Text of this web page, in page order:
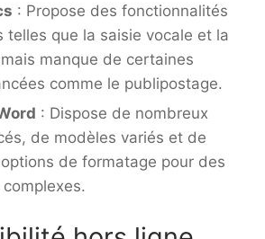
: Propose des fonctionnalités
telles que la saisie vocale et la
manque de certaines
comme le publipostage.
: Dispose de nombreux
de modèles variés et de
de formatage pour des